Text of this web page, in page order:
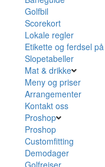
Golfbil
Scorekort
Lokale regler
Etikette og ferdsel
Slopetabeller
Mat & drikke
Meny og priser
Arrangementer
Kontakt oss
Proshop
Proshop
Customfitting
Demodager
Golfreiser